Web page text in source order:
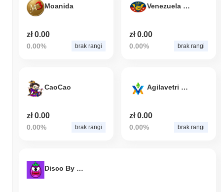
Moanida
zł 0.00
0.00% brak rangi
Venezuela Nueva Libre y Eterna
zł 0.00
0.00% brak rangi
CaoCao
zł 0.00
0.00% brak rangi
Agilavetri Groups
zł 0.00
0.00% brak rangi
Disco By Matt Furie